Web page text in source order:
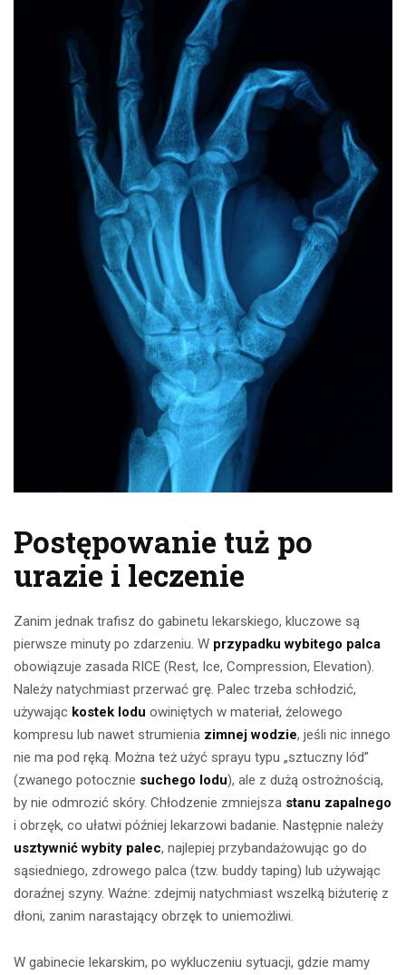
Postępowanie tuż po
urazie i leczenie
Zanim jednak trafisz do gabinetu lekarskiego, kluczowe są
pierwsze minuty po zdarzeniu. W przypadku wybitego palca
obowiązuje zasada RICE (Rest, Ice, Compression, Elevation).
Należy natychmiast przerwać grę. Palec trzeba schłodzić,
używając kostek lodu owiniętych w materiał, żelowego
kompresu lub nawet strumienia zimnej wodzie, jeśli nic innego
nie ma pod ręką. Można też użyć sprayu typu „sztuczny lód”
(zwanego potocznie suchego lodu), ale z dużą ostrożnością,
by nie odmrozić skóry. Chłodzenie zmniejsza stanu zapalnego
i obrzęk, co ułatwi później lekarzowi badanie. Następnie należy
usztywnić wybity palec, najlepiej przybandażowując go do
sąsiedniego, zdrowego palca (tzw. buddy taping) lub używając
doraźnej szyny. Ważne: zdejmij natychmiast wszelką biżuterię z
dłoni, zanim narastający obrzęk to uniemożliwi.
W gabinecie lekarskim, po wykluczeniu sytuacji, gdzie mamy